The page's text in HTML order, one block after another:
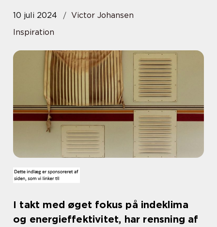
10 juli 2024
Victor Johansen
Inspiration
I takt med øget fokus på indeklima
og energieffektivitet, har rensning af